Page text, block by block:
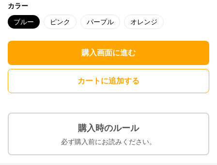
カラー
ブルー ピンク パープル オレンジ
購入画面に進む
カートに追加する
購入時のルール
必ず購入前にお読みください。